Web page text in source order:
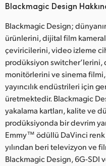
Blackmagic Design
Blackmagic Design;
ürünlerini, dijital film
çeviricilerini, video izleme
prodüksiyon
monitörlerini ve sinema
yayıncılık endüstrileri için
üretmektedir. Blackmagic
yakalama kartları, kalite ve
prodüksiyonda bir devrim
Emmy™ ödüllü DaVinci
yılından beri televizyon ve
Blackmagic Design, 6G-SDI